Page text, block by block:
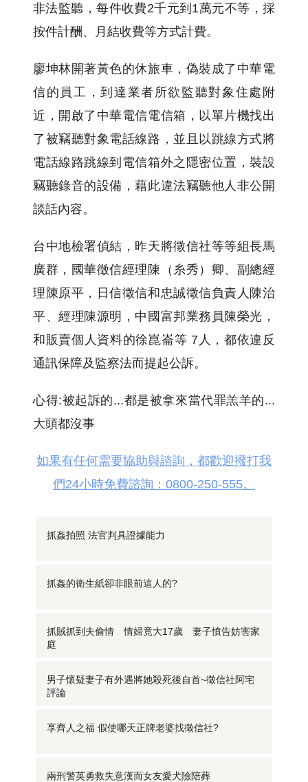
非法監聽，每件收費2千元到1萬元不等，採
按件計酬、月結收費等方式計費。
廖坤林開著黃色的休旅車，偽裝成了中華電
信的員工，到達業者所欲監聽對象住處附
近，開啟了中華電信電信箱，以單片機找出
了被竊聽對象電話線路，並且以跳線方式將
電話線路跳線到電信箱外之隱密位置，裝設
竊聽錄音的設備，藉此違法竊聽他人非公開
談話內容。
台中地檢署偵結，昨天將徵信社等等組長馬
廣群，國華徵信經理陳（糸秀）卿、副總經
理陳原平，日信徵信和忠誠徵信負責人陳治
平、經理陳源明，中國富邦業務員陳榮光，
和販賣個人資料的徐崑崙等 7人，都依違反
通訊保障及監察法而提起公訴。
心得:被起訴的...都是被拿來當代罪羔羊的...
大頭都沒事
如果有任何需要協助與諮詢，都歡迎撥打我
們24小時免費諮詢：0800-250-555。
抓姦拍照 法官判具證據能力
抓姦的衛生紙卻非眼前這人的?
抓賊抓到夫偷情 情婦竟大17歲 妻子憤告妨害家
庭
男子懷疑妻子有外遇將她殺死後自首~徵信社阿宅
評論
享齊人之福 假使哪天正牌老婆找徵信社?
兩刑警英勇救失意漢而女友愛犬險陪葬